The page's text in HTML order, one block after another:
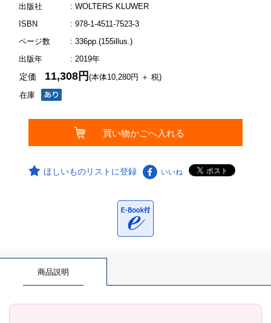
出版社
: WOLTERS KLUWER
ISBN
: 978-1-4511-7523-3
ページ数
: 336pp.(155illus.)
出版年
: 2019年
在庫
定価 11,308円(本体10,280円 ＋ 税)
ほしいものリストに登録 いいね
商品説明